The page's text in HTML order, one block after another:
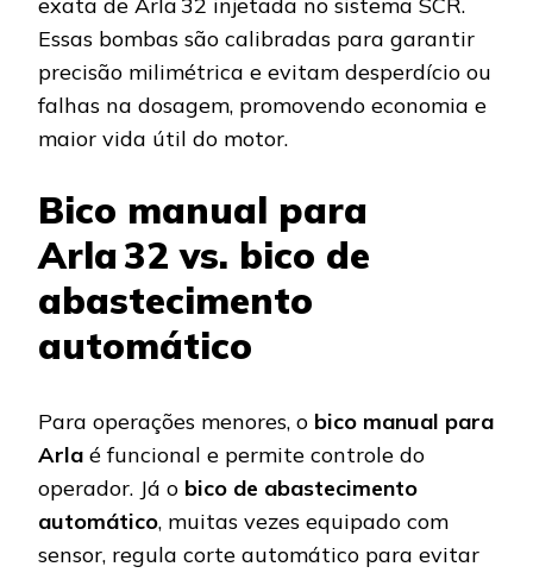
exata de Arla 32 injetada no sistema SCR.
Essas bombas são calibradas para garantir
precisão milimétrica e evitam desperdício ou
falhas na dosagem, promovendo economia e
maior vida útil do motor.
Bico manual para
Arla 32 vs. bico de
abastecimento
automático
Para operações menores, o bico manual para
Arla é funcional e permite controle do
operador. Já o bico de abastecimento
automático, muitas vezes equipado com
sensor, regula corte automático para evitar